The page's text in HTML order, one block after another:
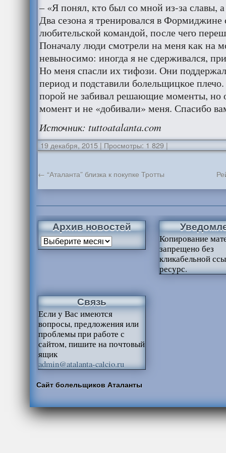
– «Я понял, кто был со мной из-за славы,
Два сезона я тренировался в Формиджине
любительской командой, после чего
Поначалу люди смотрели на меня как на
невыносимо: иногда я не сдерживался,
Но меня спасли их тифози. Они
период и подставили болельщицкое
порой не забивал решающие моменты, но
момент и не «добивали» меня. Спасибо
Источник: tuttoatalanta.com
19 декабря, 2015 | Просмотры: 1 829|
← “Аталанта” близка к покупке Тротты
Архив новостей
Копирование
запрещено без
кликабельной
ресурс.
Связь
Если у Вас имеются
вопросы, предложения или
проблемы при работе с
сайтом, пишите на почтовый
ящик
admin@atalanta-calcio.ru
Сайт болельщиков Аталанты